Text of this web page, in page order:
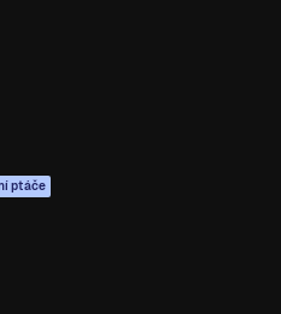
ptáče